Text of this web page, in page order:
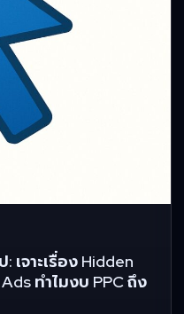
จาะเรื่อง Hidden
ทำไมงบ PPC ถึง